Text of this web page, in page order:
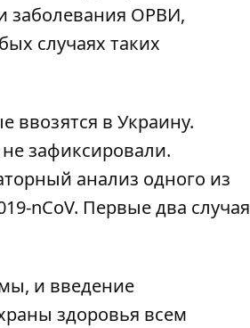
заболевания ОРВИ,
случаях таких
ввозятся в Украину.
зафиксировали.
анализ одного из
nCoV. Первые два случая
и введение
здоровья всем